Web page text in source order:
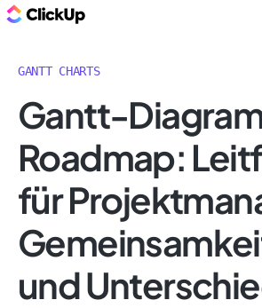
GANTT CHARTS
Gantt-
Roadmap:
für
und